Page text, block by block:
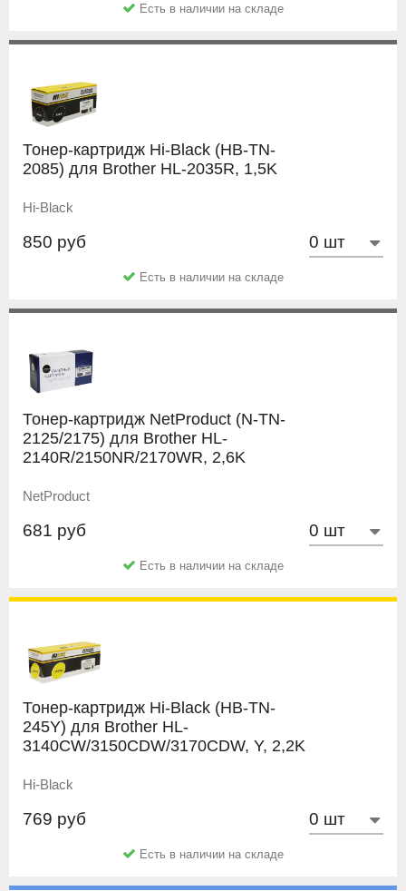
Есть в наличии на складе
Тонер-картридж Hi-Black (HB-TN-
2085) для Brother HL-2035R, 1,5K
Hi-Black
850 руб
Есть в наличии на складе
Тонер-картридж NetProduct (N-TN-
2125/2175) для Brother HL-
2140R/2150NR/2170WR, 2,6K
NetProduct
681 руб
Есть в наличии на складе
Тонер-картридж Hi-Black (HB-TN-
245Y) для Brother HL-
3140CW/3150CDW/3170CDW, Y, 2,2K
Hi-Black
769 руб
Есть в наличии на складе